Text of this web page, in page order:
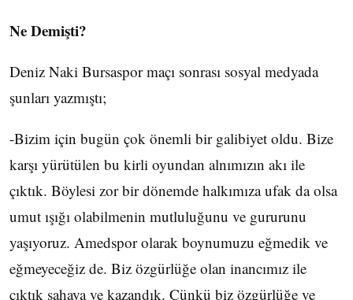
Ne Demişti?
Deniz Naki Bursaspor maçı sonrası sosyal medyada
şunları yazmıştı;
-Bizim için bugün çok önemli bir galibiyet oldu. Bize
karşı yürütülen bu kirli oyundan alnımızın akı ile
çıktık. Böylesi zor bir dönemde halkımıza ufak da olsa
umut ışığı olabilmenin mutluluğunu ve gururunu
yaşıyoruz. Amedspor olarak boynumuzu eğmedik ve
eğmeyeceğiz de. Biz özgürlüğe olan inancımız ile
çıktık sahaya ve kazandık. Çünkü biz özgürlüğe ve